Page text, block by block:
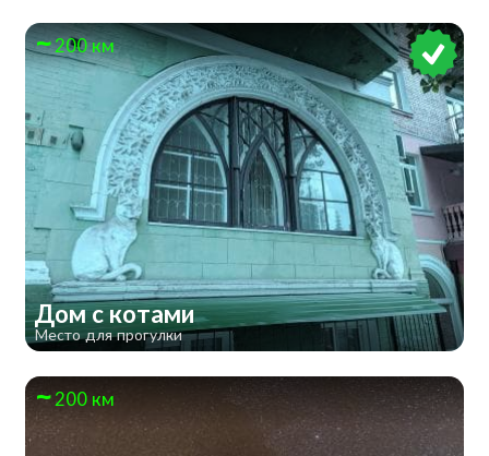
200 км
Дом с котами
Место для прогулки
200 км